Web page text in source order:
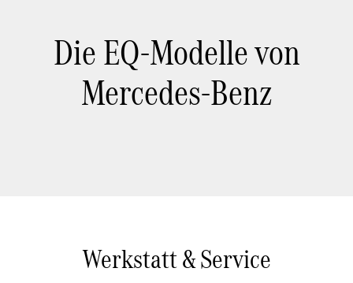
Die EQ-Modelle von
Mercedes-Benz
Werkstatt & Service